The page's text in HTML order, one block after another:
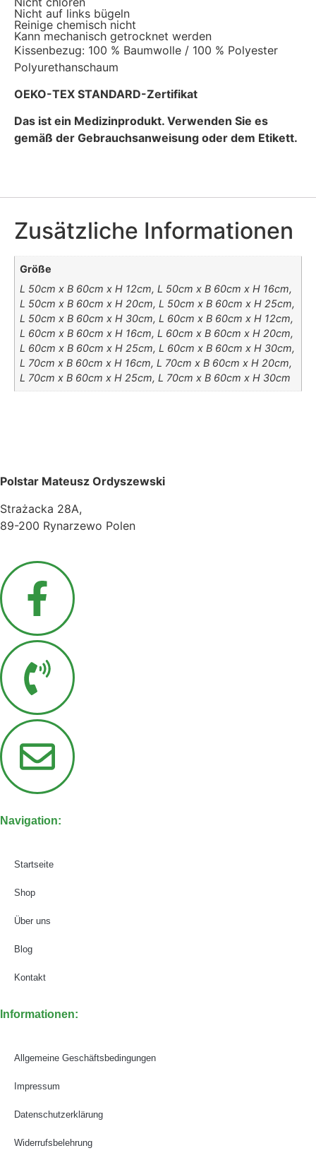
Nicht auf links bügeln
Reinige chemisch nicht
Kann mechanisch getrocknet werden
Kissenbezug: 100 % Baumwolle / 100 % Polyester
Polyurethanschaum
OEKO-TEX STANDARD-Zertifikat
Das ist ein Medizinprodukt. Verwenden Sie es
gemäß der Gebrauchsanweisung oder dem Etikett.
Zusätzliche Informationen
Größe
L 50cm x B 60cm x H 12cm, L 50cm x B 60cm x H 16cm,
L 50cm x B 60cm x H 20cm, L 50cm x B 60cm x H 25cm,
L 50cm x B 60cm x H 30cm, L 60cm x B 60cm x H 12cm,
L 60cm x B 60cm x H 16cm, L 60cm x B 60cm x H 20cm,
L 60cm x B 60cm x H 25cm, L 60cm x B 60cm x H 30cm,
L 70cm x B 60cm x H 16cm, L 70cm x B 60cm x H 20cm,
L 70cm x B 60cm x H 25cm, L 70cm x B 60cm x H 30cm
Polstar Mateusz Ordyszewski
Strażacka 28A,
89-200 Rynarzewo Polen
Navigation:
Startseite
Shop
Über uns
Blog
Kontakt
Informationen:
Allgemeine Geschäftsbedingungen
Impressum
Datenschutzerklärung
Widerrufsbelehrung